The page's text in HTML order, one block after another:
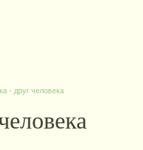
- друг человека